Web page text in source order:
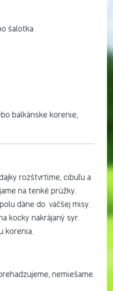
šalotka
balkánske korenie,
rozštvrtíme, cibuľu a
na tenké prúžky.
dáne do väčšej misy.
kocky nakrájaný syr.
korenia.
nemiešame.